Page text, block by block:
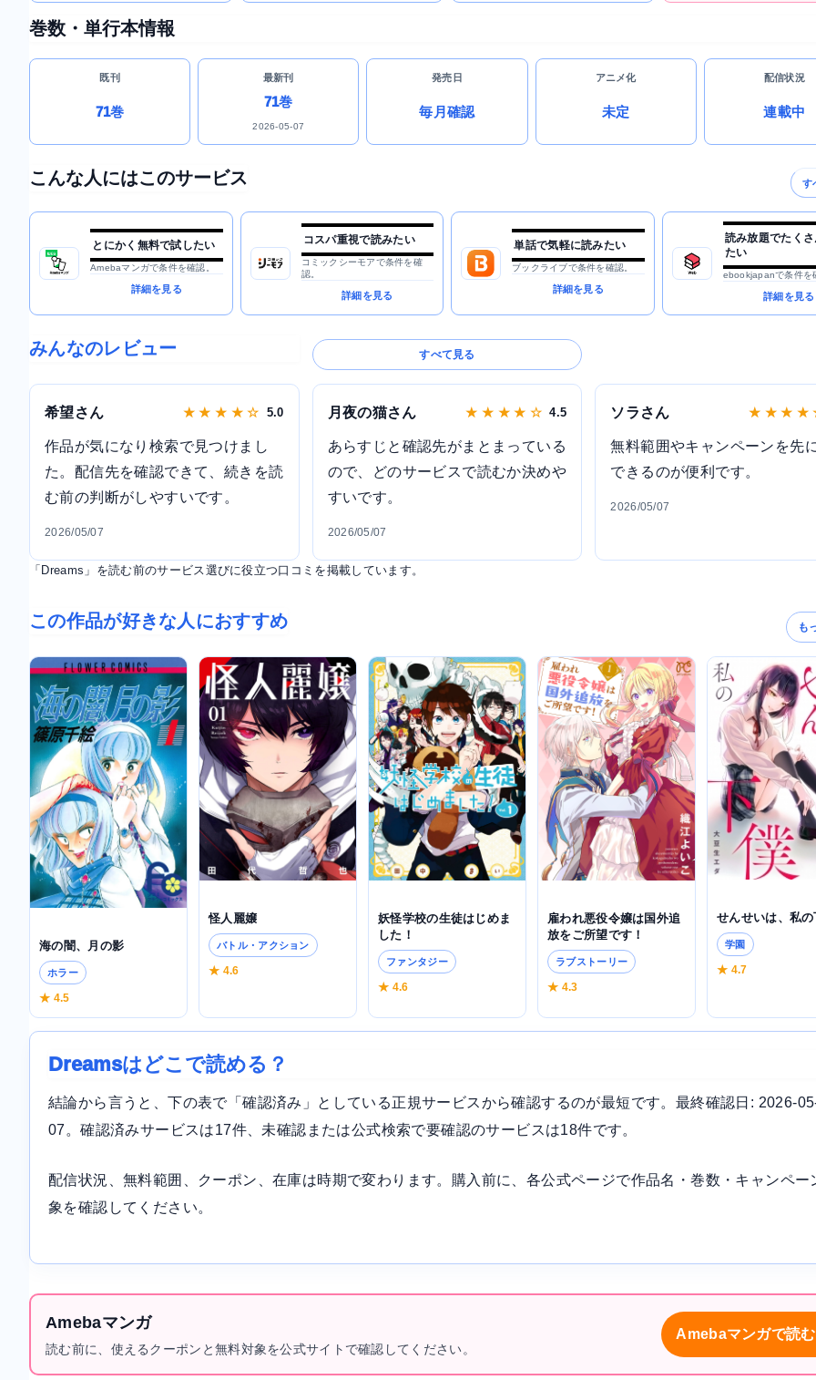
巻数・単行本情報
既刊
71巻
最新刊
71巻
2026-05-07
発売日
毎月確認
アニメ化
未定
配信状況
連載中
こんな人にはこのサービス す
とにかく無料で試したい
Amebaマンガで条件を確認。
詳細を見る
コスパ重視で読みたい
コミックシーモアで条件を確
認。
詳細を見る
単話で気軽に読みたい
ブックライブで条件を確認。
詳細を見る
読み放題でたく
たい
ebookjapanで条件を
詳細を見る
みんなのレビュー すべて見る
希望さん ★ ★ ★ ★ ☆ 5.0
作品が気になり検索で見つけまし
た。配信先を確認できて、続きを読
む前の判断がしやすいです。
2026/05/07
月夜の猫さん ★ ★ ★ ★ ☆ 4.5
あらすじと確認先がまとまっている
ので、どのサービスで読むか決めや
すいです。
2026/05/07
ソラさん ★ ★ ★ ★
無料範囲やキャンペーンを先
できるのが便利です。
2026/05/07
「Dreams」を読む前のサービス選びに役立つ口コミを掲載しています。
この作品が好きな人におすすめ も
海の闇、月の影
ホラー
★ 4.5
怪人麗嬢
バトル・アクション
★ 4.6
妖怪学校の生徒はじめま
した！
ファンタジー
★ 4.6
雇われ悪役令嬢は国外追
放をご所望です！
ラブストーリー
★ 4.3
せんせいは、私
学園
★ 4.7
Dreamsはどこで読める？
結論から言うと、下の表で「確認済み」としている正規サービスから確認するのが最短です。最終確認日: 2026-
07。確認済みサービスは17件、未確認または公式検索で要確認のサービスは18件です。
配信状況、無料範囲、クーポン、在庫は時期で変わります。購入前に、各公式ページで作品名・巻数・キャンペー
象を確認してください。
Amebaマンガ
読む前に、使えるクーポンと無料対象を公式サイトで確認してください。
Amebaマンガで読む